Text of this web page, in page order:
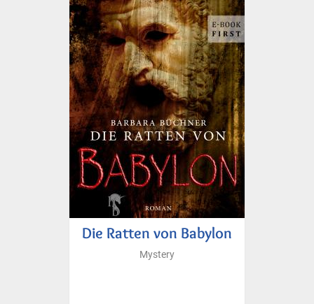
Die Ratten von Babylon
Mystery